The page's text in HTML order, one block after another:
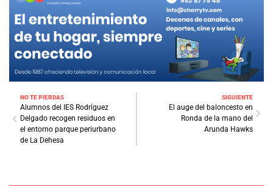
NO TE PIERDAS
Alumnos del IES Rodríguez
Delgado recogen residuos en
el entorno parque periurbano
de La Dehesa
SIGUIENTE
El auge del baloncesto en
Ronda de la mano del
Arunda Hawks